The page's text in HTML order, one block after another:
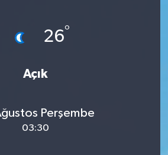
26°
Açık
Perşembe
03:30